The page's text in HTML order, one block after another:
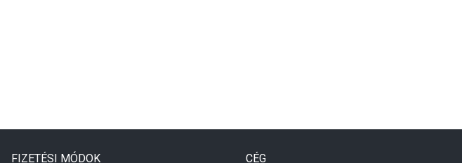
FIZETÉSI MÓDOK CÉG